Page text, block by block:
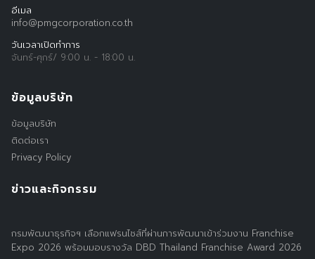
อีเมล
info@pmgcorporation.co.th
วันเวลาเปิดทำการ
จันทร์-ศุกร์/ 9:00 น. - 18:00 น.
ข้อมูลบริษัท
ข้อมูลบริษัท
ติดต่อเรา
Privacy Policy
ข่าวและกิจกรรม
กรมพัฒนาธุรกิจฯ เลือกแฟรนไชส์ที่ผ่านการพัฒนาเข้าร่วมงาน Franchise
Expo 2026 พร้อมมอบรางวัล DBD Thailand Franchise Award 2026